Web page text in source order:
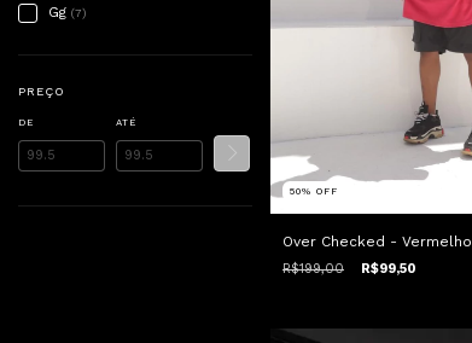
Gg (7)
PREÇO
DE ATÉ
50% OFF
Over Checked - Vermelho
R$199,00 R$99,50